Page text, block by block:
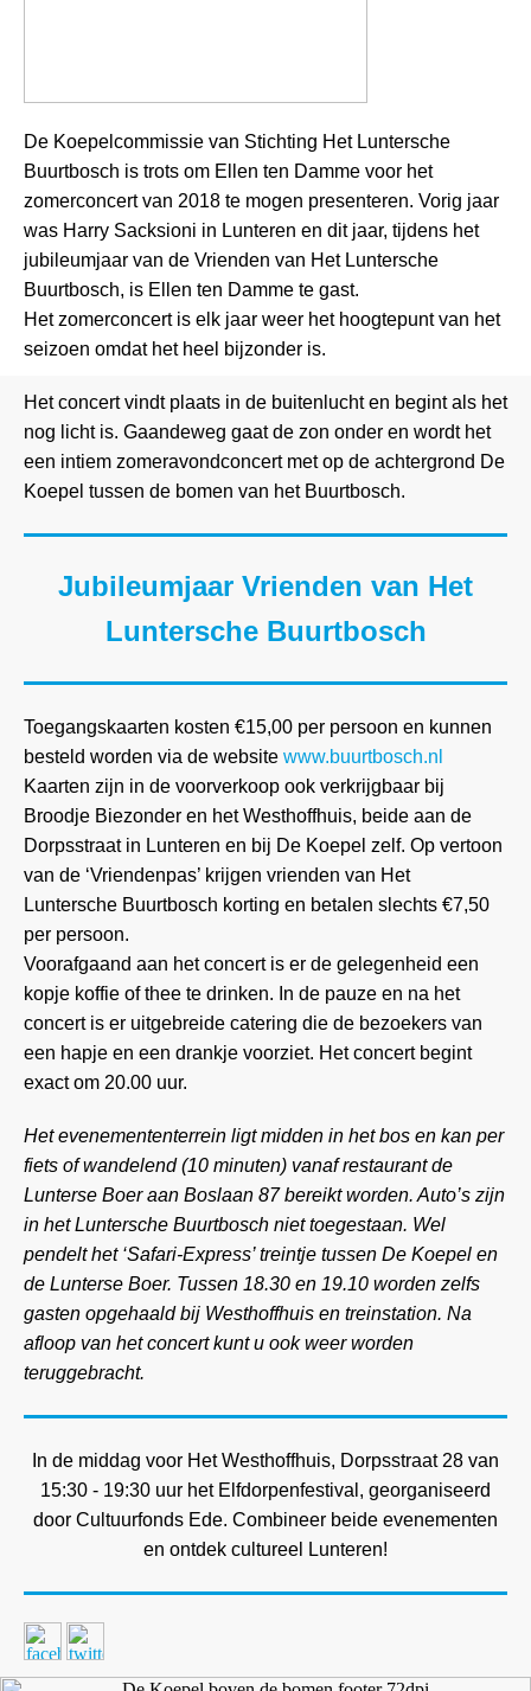
De Koepelcommissie van Stichting Het Luntersche
Buurtbosch is trots om Ellen ten Damme voor het
zomerconcert van 2018 te mogen presenteren. Vorig jaar
was Harry Sacksioni in Lunteren en dit jaar, tijdens het
jubileumjaar van de Vrienden van Het Luntersche
Buurtbosch, is Ellen ten Damme te gast.
Het zomerconcert is elk jaar weer het hoogtepunt van het
seizoen omdat het heel bijzonder is.
Het concert vindt plaats in de buitenlucht en begint als het
nog licht is. Gaandeweg gaat de zon onder en wordt het
een intiem zomeravondconcert met op de achtergrond De
Koepel tussen de bomen van het Buurtbosch.
Jubileumjaar Vrienden van Het
Luntersche Buurtbosch
Toegangskaarten kosten €15,00 per persoon en kunnen
besteld worden via de website www.buurtbosch.nl
Kaarten zijn in de voorverkoop ook verkrijgbaar bij
Broodje Biezonder en het Westhoffhuis, beide aan de
Dorpsstraat in Lunteren en bij De Koepel zelf. Op vertoon
van de ‘Vriendenpas’ krijgen vrienden van Het
Luntersche Buurtbosch korting en betalen slechts €7,50
per persoon.
Voorafgaand aan het concert is er de gelegenheid een
kopje koffie of thee te drinken. In de pauze en na het
concert is er uitgebreide catering die de bezoekers van
een hapje en een drankje voorziet. Het concert begint
exact om 20.00 uur.
Het evenemententerrein ligt midden in het bos en kan per
fiets of wandelend (10 minuten) vanaf restaurant de
Lunterse Boer aan Boslaan 87 bereikt worden. Auto’s zijn
in het Luntersche Buurtbosch niet toegestaan. Wel
pendelt het ‘Safari-Express’ treintje tussen De Koepel en
de Lunterse Boer. Tussen 18.30 en 19.10 worden zelfs
gasten opgehaald bij Westhoffhuis en treinstation. Na
afloop van het concert kunt u ook weer worden
teruggebracht.
In de middag voor Het Westhoffhuis, Dorpsstraat 28 van
15:30 - 19:30 uur het Elfdorpenfestival, georganiseerd
door Cultuurfonds Ede. Combineer beide evenementen
en ontdek cultureel Lunteren!